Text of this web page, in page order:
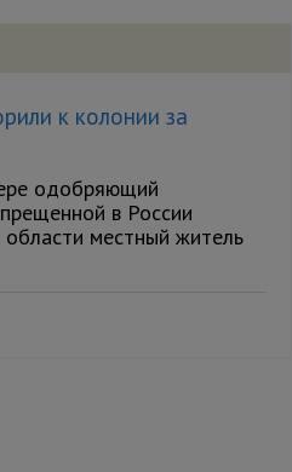
к колонии за
одобряющий
в России
области местный житель